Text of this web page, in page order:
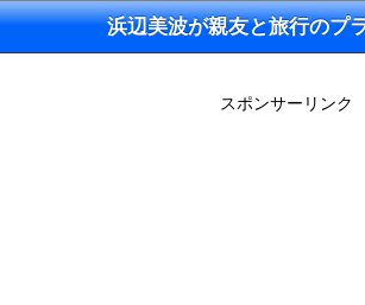
浜辺美波が親友と旅行のプ
スポンサーリンク